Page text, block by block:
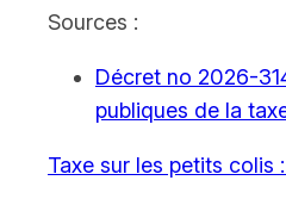
Sources :
Décret no 2026-
publiques de la
Taxe sur les petits colis